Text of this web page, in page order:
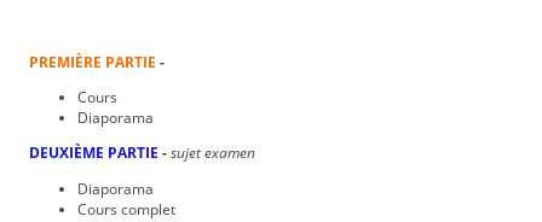
PREMIÈRE PARTIE -
Cours
Diaporama
DEUXIÈME PARTIE -sujet examen
Diaporama
Cours complet